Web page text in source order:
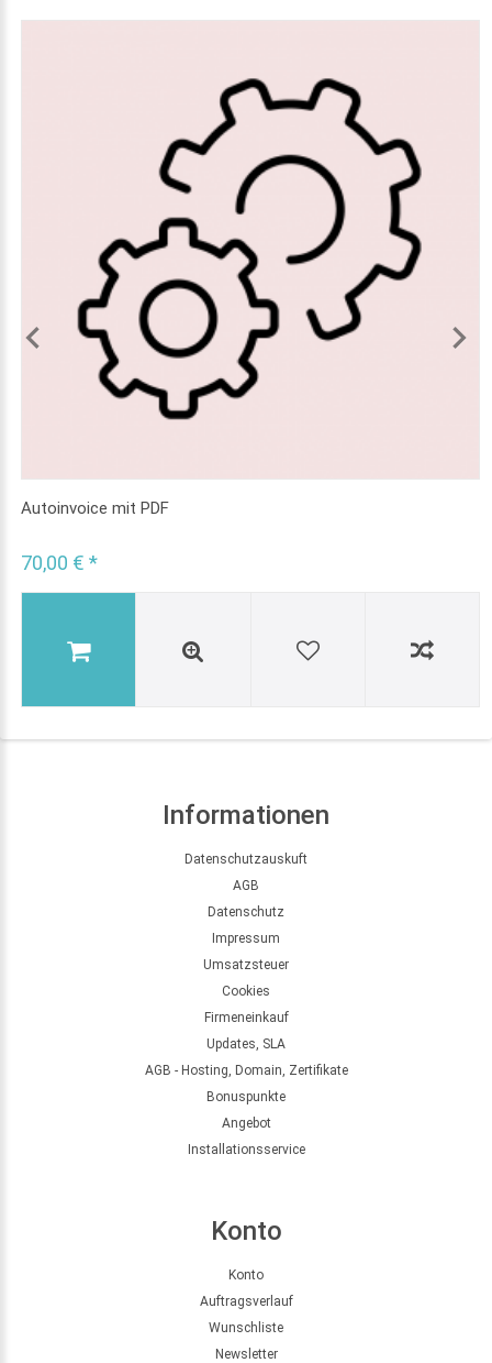
Autoinvoice mit PDF
70,00 € *
Informationen
Datenschutzauskuft
AGB
Datenschutz
Impressum
Umsatzsteuer
Cookies
Firmeneinkauf
Updates, SLA
AGB - Hosting, Domain, Zertifikate
Bonuspunkte
Angebot
Installationsservice
Konto
Konto
Auftragsverlauf
Wunschliste
Newsletter